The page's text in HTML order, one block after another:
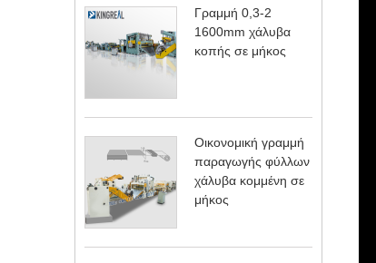
Γραμμή 0,3-2
1600mm χάλυβα
κοπής σε μήκος
Οικονομική γραμμή
παραγωγής φύλλων
χάλυβα κομμένη σε
μήκος